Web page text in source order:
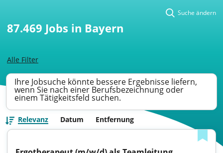
Alle Filter
Suche ändern
87.469 Jobs in Bayern
Ihre Jobsuche könnte bessere Ergebnisse liefern,
wenn Sie nach einer Berufsbezeichnung oder
einem Tätigkeitsfeld suchen.
Relevanz Datum Entfernung